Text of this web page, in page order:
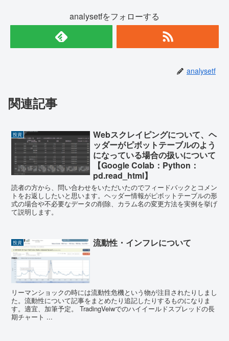
analysetfをフォローする
analysetf
関連記事
投資
Webスクレイピングについて、ヘ
ッダーがピボットテーブルのよう
になっている場合の扱いについて
【Google Colab：Python：
pd.read_html】
読者の方から、問い合わせをいただいたのでフィードバックとコメン
トをお返ししたいと思います。ヘッダー情報がピボットテーブルの形
式の場合や不必要なデータの削除、カラム名の変更方法を実例を挙げ
て説明します。
投資 流動性・インフレについて
リーマンショックの時には流動性危機という物が注目されたりしまし
た。流動性について記事をまとめたり追記したりするものになりま
す。適宜、加筆予定。 TradingVeiwでのハイイールドスプレッドの長
期チャート ...